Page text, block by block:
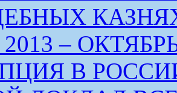
– ОКТЯБРЬ
В